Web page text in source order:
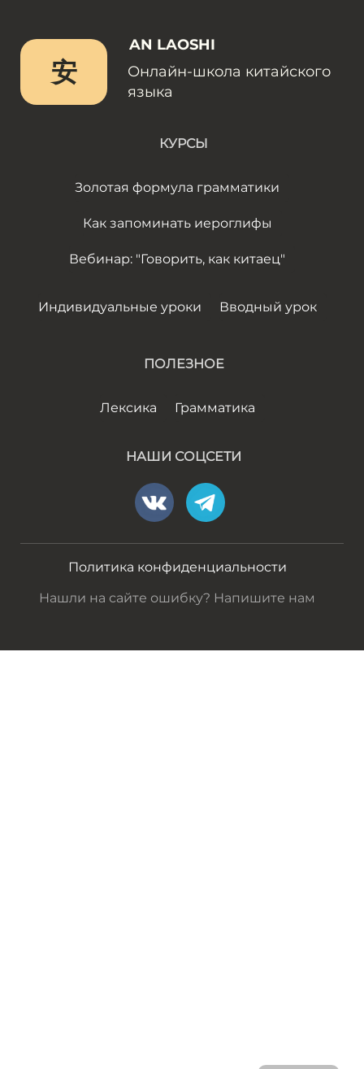
安
AN LAOSHI
Онлайн-школа китайского
языка
КУРСЫ
Золотая формула грамматики
Как запоминать иероглифы
Вебинар: "Говорить, как китаец"
Индивидуальные уроки Вводный урок
ПОЛЕЗНОЕ
Лексика Грамматика
НАШИ СОЦСЕТИ
Политика конфиденциальности
Нашли на сайте ошибку? Напишите нам